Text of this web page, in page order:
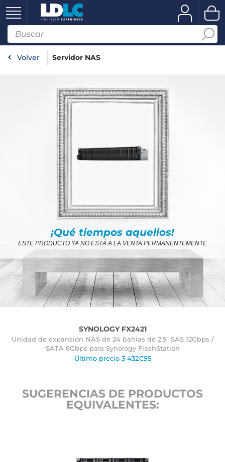
Volver Servidor NAS
¡Qué tiempos aquellos!
ESTE PRODUCTO YA NO ESTÁ A LA VENTA PERMANENTEMENTE
SYNOLOGY FX2421
Unidad de expansión NAS de 24 bahías de 2,5" SAS 12Gbps /
SATA 6Gbps para Synology FlashStation
Último precio 3 432€95
SUGERENCIAS DE PRODUCTOS
EQUIVALENTES: